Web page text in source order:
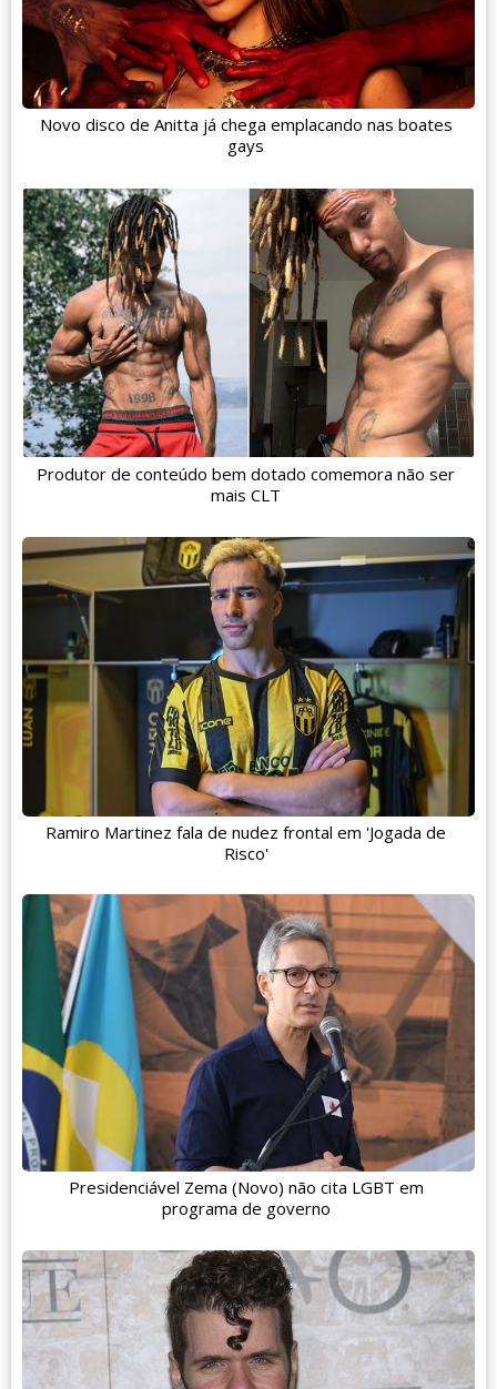
Novo disco de Anitta já chega emplacando nas boates
gays
Produtor de conteúdo bem dotado comemora não ser
mais CLT
Ramiro Martinez fala de nudez frontal em 'Jogada de
Risco'
Presidenciável Zema (Novo) não cita LGBT em
programa de governo